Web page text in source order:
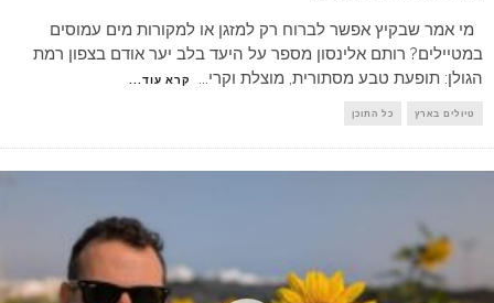
מי אמר שבקיץ אפשר לברוח רק למזגן או למקורות מים עמוסים
במטיילים? רותם אלינסון מספר על היעד בלב יער אודם בצפון רמת
הגולן: תופעת טבע מסתורית, מוצלת וקרי
קרא עוד...
טיולים בארץ כל התוכן